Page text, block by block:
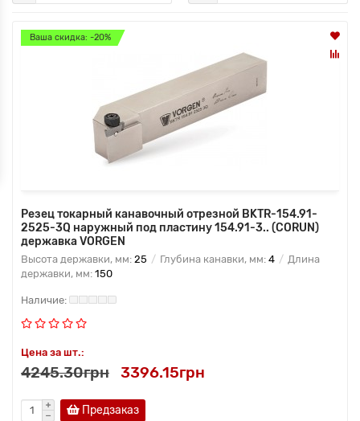
Ваша скидка: -20%
Резец токарный канавочный отрезной BKTR-154.91-
2525-3Q наружный под пластину 154.91-3.. (CORUN)
державка VORGEN
Высота державки, мм: 25 Глубина канавки, мм: 4
Длина
державки, мм: 150
Цена за шт.:
4245.30грн 3396.15грн
Предзаказ